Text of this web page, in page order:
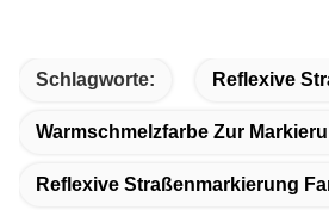
Schlagworte: Reflexive
Warmschmelzfarbe Zur
Reflexive Straßenmarkierung